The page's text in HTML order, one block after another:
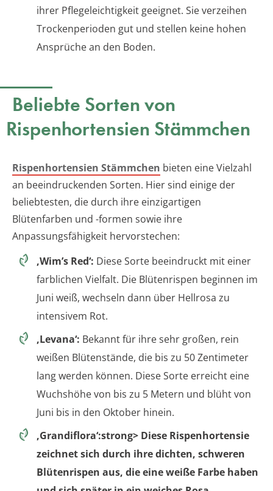
ihrer Pflegeleichtigkeit geeignet. Sie verzeihen
Trockenperioden gut und stellen keine hohen
Ansprüche an den Boden.
Beliebte Sorten von
Rispenhortensien Stämmchen
Rispenhortensien Stämmchen bieten eine Vielzahl
an beeindruckenden Sorten. Hier sind einige der
beliebtesten, die durch ihre einzigartigen
Blütenfarben und -formen sowie ihre
Anpassungsfähigkeit hervorstechen:
‚Wim’s Red‘: Diese Sorte beeindruckt mit einer
farblichen Vielfalt. Die Blütenrispen beginnen im
Juni weiß, wechseln dann über Hellrosa zu
intensivem Rot.
‚Levana‘: Bekannt für ihre sehr großen, rein
weißen Blütenstände, die bis zu 50 Zentimeter
lang werden können. Diese Sorte erreicht eine
Wuchshöhe von bis zu 5 Metern und blüht von
Juni bis in den Oktober hinein.
‚Grandiflora‘:strong> Diese Rispenhortensie
zeichnet sich durch ihre dichten, schweren
Blütenrispen aus, die eine weiße Farbe haben